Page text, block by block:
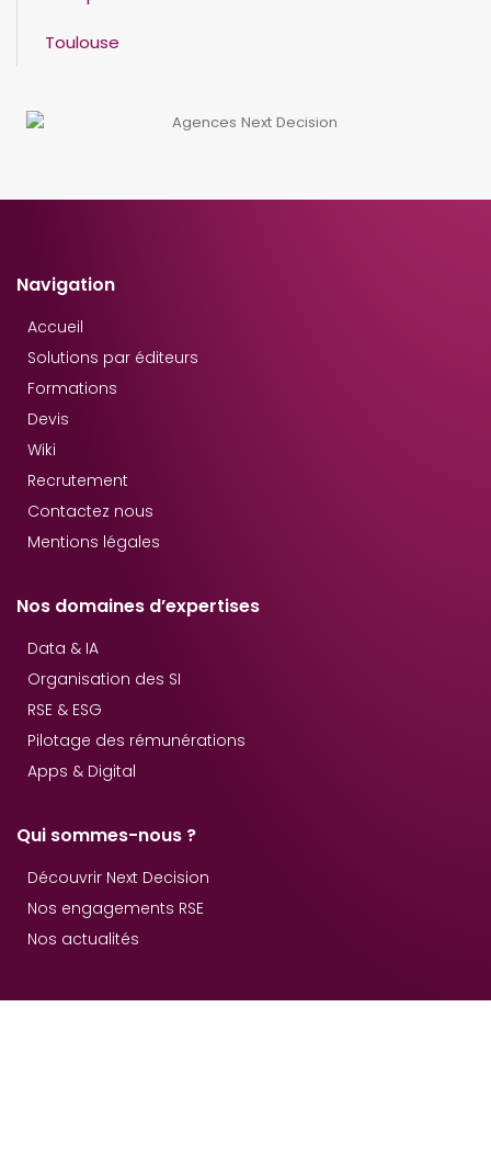
Toulouse
Navigation
Accueil
Solutions par éditeurs
Formations
Devis
Wiki
Recrutement
Contactez nous
Mentions légales
Nos domaines d’expertises
Data & IA
Organisation des SI
RSE & ESG
Pilotage des rémunérations
Apps & Digital
Qui sommes-nous ?
Découvrir Next Decision
Nos engagements RSE
Nos actualités